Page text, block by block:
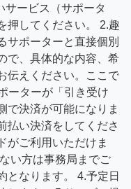
サービス（サポータ
押してください。 2.趣
サポーターと直接個別
で、具体的な内容、希
伝えください。ここで
ーターが「引き受け
で決済が可能になりま
払い決済をしてくださ
がご利用いただけま
い方は事務局までご
となります。 4.予定日